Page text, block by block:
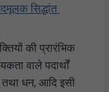
सिद्धांत
की प्रारंभिक
वाले पदार्थों
धन, आदि इसी